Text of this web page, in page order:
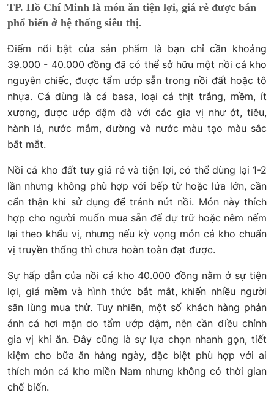
TP. Hồ Chí Minh là món ăn tiện lợi, giá rẻ được bán
phổ biến ở hệ thống siêu thị.
Điểm nổi bật của sản phẩm là bạn chỉ cần khoảng
39.000 - 40.000 đồng đã có thể sở hữu một nồi cá kho
nguyên chiếc, được tẩm ướp sẵn trong nồi đất hoặc tô
nhựa. Cá dùng là cá basa, loại cá thịt trắng, mềm, ít
xương, được ướp đậm đà với các gia vị như ớt, tiêu,
hành lá, nước mắm, đường và nước màu tạo màu sắc
bắt mắt.
Nồi cá kho đất tuy giá rẻ và tiện lợi, có thể dùng lại 1-2
lần nhưng không phù hợp với bếp từ hoặc lửa lớn, cần
cẩn thận khi sử dụng để tránh nứt nồi. Món này thích
hợp cho người muốn mua sẵn để dự trữ hoặc nêm nếm
lại theo khẩu vị, nhưng nếu kỳ vọng món cá kho chuẩn
vị truyền thống thì chưa hoàn toàn đạt được.
Sự hấp dẫn của nồi cá kho 40.000 đồng nằm ở sự tiện
lợi, giá mềm và hình thức bắt mắt, khiến nhiều người
săn lùng mua thử. Tuy nhiên, một số khách hàng phản
ánh cá hơi mặn do tẩm ướp đậm, nên cần điều chỉnh
gia vị khi ăn. Đây cũng là sự lựa chọn nhanh gọn, tiết
kiệm cho bữa ăn hàng ngày, đặc biệt phù hợp với ai
thích món cá kho miền Nam nhưng không có thời gian
chế biến.